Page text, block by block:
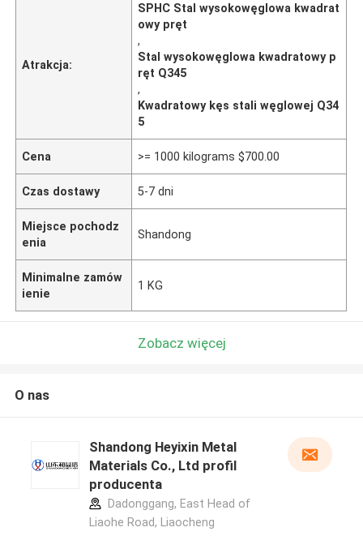
Atrakcja:
SPHC Stal wysokowęglowa kwadrat
owy pręt
,
Stal wysokowęglowa kwadratowy p
ręt Q345
,
Kwadratowy kęs stali węglowej Q34
5
Cena >= 1000 kilograms $700.00
Czas dostawy 5-7 dni
Miejsce pochodz
enia
Shandong
Minimalne zamów
ienie
1 KG
Zobacz więcej
O nas
Shandong Heyixin Metal
Materials Co., Ltd profil
producenta
Dadonggang, East Head of
Liaohe Road, Liaocheng